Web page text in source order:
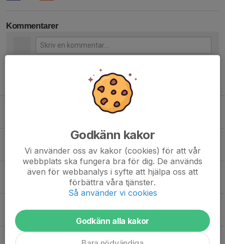
Kommentarer
Skridskoskola eftersäsong
Välkomna till årets vårshow! Cirkus på is!
13 apr, 19:15 0
Inställd träning under påsk!
30 mar, 21:47 0
Godkänn kakor
Vi använder oss av kakor (cookies) för att vår
webbplats ska fungera bra för dig. De används
även för webbanalys i syfte att hjälpa oss att
förbättra våra tjänster.
Så använder vi cookies
Godkänn alla kakor